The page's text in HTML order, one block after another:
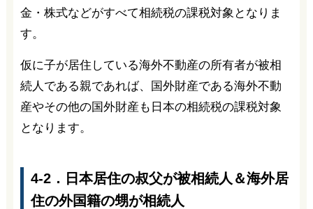
金・株式などがすべて相続税の課税対象となりま
す。
仮に子が居住している海外不動産の所有者が被相
続人である親であれば、国外財産である海外不動
産やその他の国外財産も日本の相続税の課税対象
となります。
4-2．日本居住の叔父が被相続人＆海外居
住の外国籍の甥が相続人